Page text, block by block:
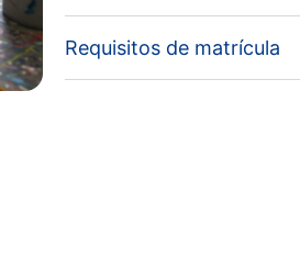
Requisitos de matrícula